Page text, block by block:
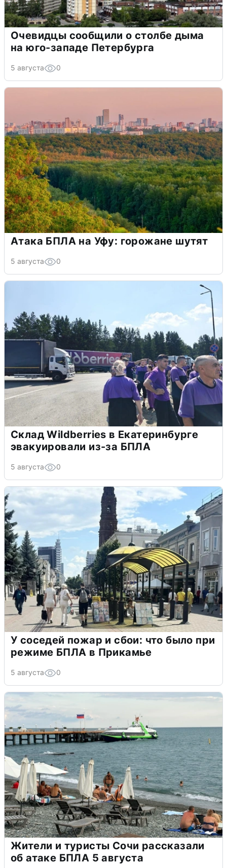
Очевидцы сообщили о столбе дыма
на юго-западе Петербурга
5 августа 0
Атака БПЛА на Уфу: горожане шутят
5 августа 0
Склад Wildberries в Екатеринбурге
эвакуировали из-за БПЛА
5 августа 0
У соседей пожар и сбои: что было при
режиме БПЛА в Прикамье
5 августа 0
Жители и туристы Сочи рассказали
об атаке БПЛА 5 августа